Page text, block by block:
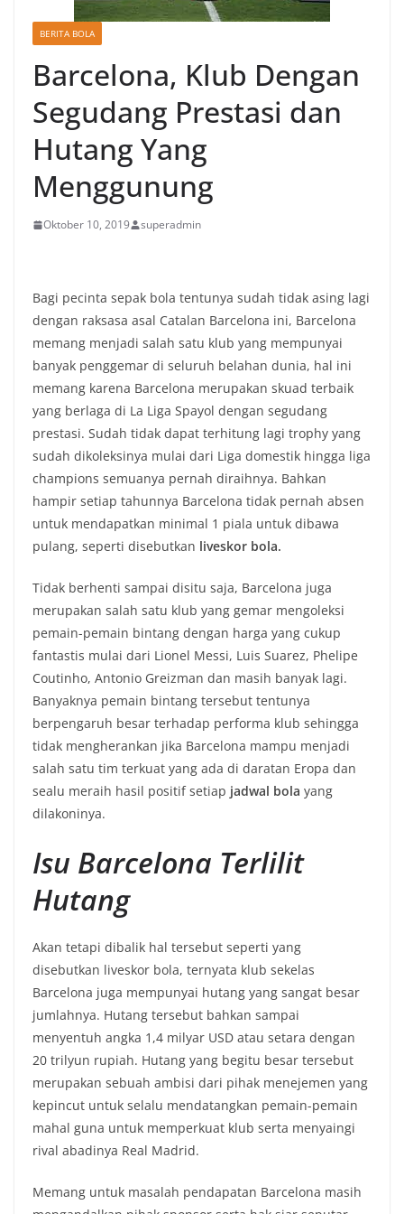
BERITA BOLA
Barcelona, Klub Dengan
Segudang Prestasi dan
Hutang Yang
Menggunung
Oktober 10, 2019 superadmin
Bagi pecinta sepak bola tentunya sudah tidak asing lagi
dengan raksasa asal Catalan Barcelona ini, Barcelona
memang menjadi salah satu klub yang mempunyai
banyak penggemar di seluruh belahan dunia, hal ini
memang karena Barcelona merupakan skuad terbaik
yang berlaga di La Liga Spayol dengan segudang
prestasi. Sudah tidak dapat terhitung lagi trophy yang
sudah dikoleksinya mulai dari Liga domestik hingga liga
champions semuanya pernah diraihnya. Bahkan
hampir setiap tahunnya Barcelona tidak pernah absen
untuk mendapatkan minimal 1 piala untuk dibawa
pulang, seperti disebutkan liveskor bola.
Tidak berhenti sampai disitu saja, Barcelona juga
merupakan salah satu klub yang gemar mengoleksi
pemain-pemain bintang dengan harga yang cukup
fantastis mulai dari Lionel Messi, Luis Suarez, Phelipe
Coutinho, Antonio Greizman dan masih banyak lagi.
Banyaknya pemain bintang tersebut tentunya
berpengaruh besar terhadap performa klub sehingga
tidak mengherankan jika Barcelona mampu menjadi
salah satu tim terkuat yang ada di daratan Eropa dan
sealu meraih hasil positif setiap jadwal bola yang
dilakoninya.
Isu Barcelona Terlilit
Hutang
Akan tetapi dibalik hal tersebut seperti yang
disebutkan liveskor bola, ternyata klub sekelas
Barcelona juga mempunyai hutang yang sangat besar
jumlahnya. Hutang tersebut bahkan sampai
menyentuh angka 1,4 milyar USD atau setara dengan
20 trilyun rupiah. Hutang yang begitu besar tersebut
merupakan sebuah ambisi dari pihak menejemen yang
kepincut untuk selalu mendatangkan pemain-pemain
mahal guna untuk memperkuat klub serta menyaingi
rival abadinya Real Madrid.
Memang untuk masalah pendapatan Barcelona masih